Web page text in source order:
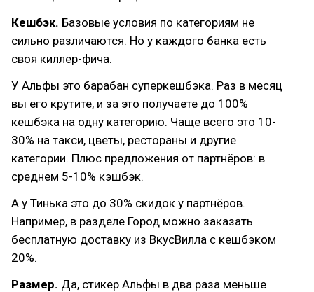
Кешбэк. Базовые условия по категориям не
сильно различаются. Но у каждого банка есть
своя киллер-фича.
У Альфы это барабан суперкешбэка. Раз в месяц
вы его крутите, и за это получаете до 100%
кешбэка на одну категорию. Чаще всего это 10-
30% на такси, цветы, рестораны и другие
категории. Плюс предложения от партнёров: в
среднем 5-10% кэшбэк.
А у Тинька это до 30% скидок у партнёров.
Например, в разделе Город можно заказать
бесплатную доставку из ВкусВилла с кешбэком
20%.
Размер. Да, стикер Альфы в два раза меньше